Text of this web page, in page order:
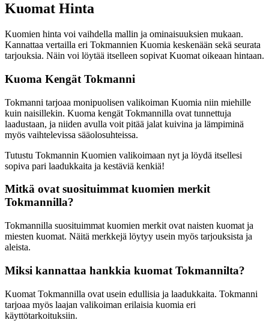
Kuomat Hinta
Kuomien hinta voi vaihdella mallin ja ominaisuuksien mukaan.
Kannattaa vertailla eri Tokmannien Kuomia keskenään sekä seurata
tarjouksia. Näin voi löytää itselleen sopivat Kuomat oikeaan hintaan.
Kuoma Kengät Tokmanni
Tokmanni tarjoaa monipuolisen valikoiman Kuomia niin miehille
kuin naisillekin. Kuoma kengät Tokmannilla ovat tunnettuja
laadustaan, ja niiden avulla voit pitää jalat kuivina ja lämpiminä
myös vaihtelevissa sääolosuhteissa.
Tutustu Tokmannin Kuomien valikoimaan nyt ja löydä itsellesi
sopiva pari laadukkaita ja kestäviä kenkiä!
Mitkä ovat suosituimmat kuomien merkit
Tokmannilla?
Tokmannilla suosituimmat kuomien merkit ovat naisten kuomat ja
miesten kuomat. Näitä merkkejä löytyy usein myös tarjouksista ja
aleista.
Miksi kannattaa hankkia kuomat Tokmannilta?
Kuomat Tokmannilla ovat usein edullisia ja laadukkaita. Tokmanni
tarjoaa myös laajan valikoiman erilaisia kuomia eri
käyttötarkoituksiin.